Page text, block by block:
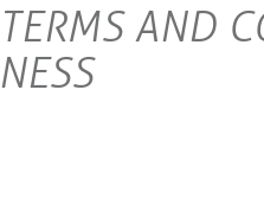
AND